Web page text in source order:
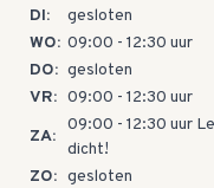
DI:
gesloten
WO: 09:00 - 12:30 uur
DO: gesloten
VR: 09:00 - 12:30 uur
ZA:
09:00 - 12:30 uur
dicht!
ZO: gesloten